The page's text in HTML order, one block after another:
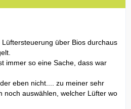
über Bios durchaus
immer so eine Sache, dass war
eben nicht.... zu meiner sehr
noch auswählen, welcher Lüfter wo